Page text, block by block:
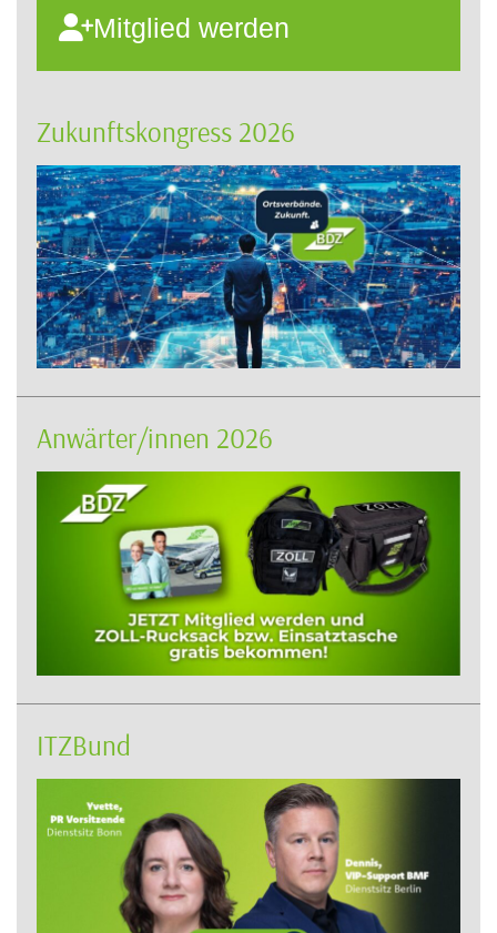
Mitglied werden
Zukunftskongress 2026
Anwärter/innen 2026
ITZBund